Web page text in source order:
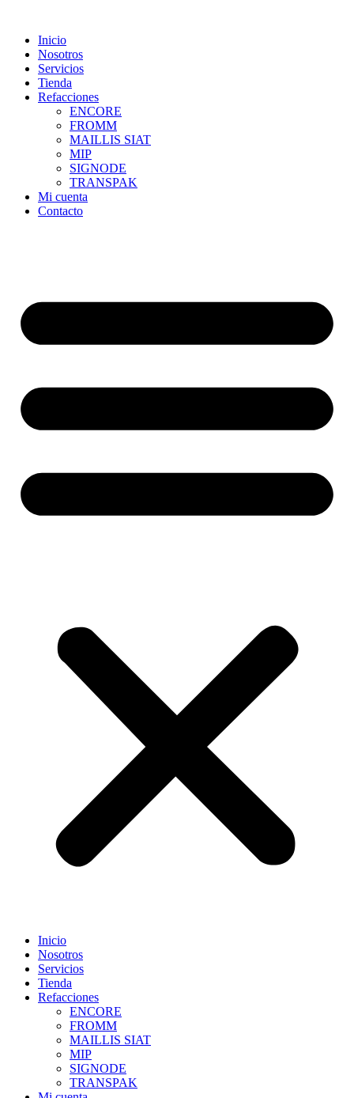
contentInicio
Nosotros
Servicios
Tienda
Refacciones
ENCORE
FROMM
MAILLIS SIAT
MIP
SIGNODE
TRANSPAK
Mi cuenta
Contacto
Inicio
Nosotros
Servicios
Tienda
Refacciones
ENCORE
FROMM
MAILLIS SIAT
MIP
SIGNODE
TRANSPAK